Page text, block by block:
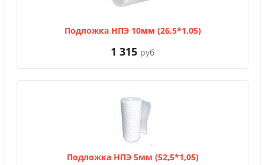
Подложка НПЭ 10мм (26,5*1,05)
1 315 руб
Подложка НПЭ 5мм (52,5*1,05)